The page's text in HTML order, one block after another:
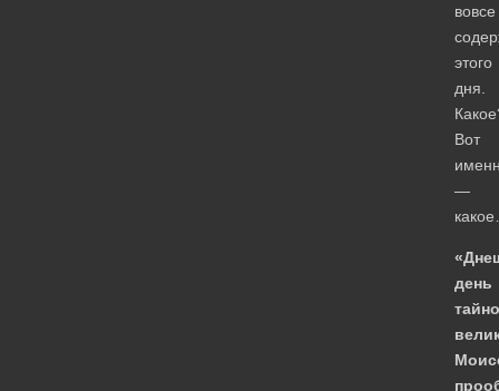
вовсе
этого
дня.
Вот
—
день
тайно